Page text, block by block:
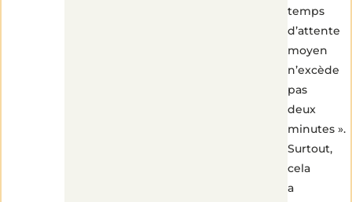
temps
d’attente
moyen
n’excède
pas
deux
minutes ».
Surtout,
cela
a